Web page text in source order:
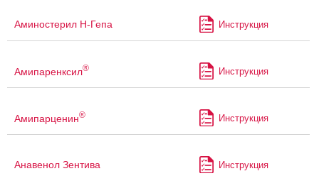
Аминостерил Н-Гепа Инструкция
Амипаренксил® Инструкция
Амипарценин® Инструкция
Анавенол Зентива Инструкция